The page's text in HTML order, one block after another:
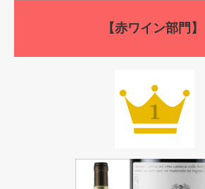
【赤ワイン部門】